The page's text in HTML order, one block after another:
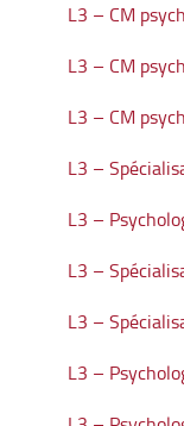
L3 – CM
L3 – CM
L3 – CM
L3 –
L3 –
L3 –
L3 –
L3 –